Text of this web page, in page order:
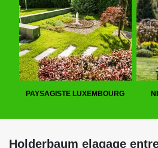
PAYSAGISTE LUXEMBOURG
Holderbaum elagage